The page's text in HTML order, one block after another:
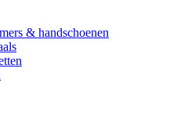
& handschoenen